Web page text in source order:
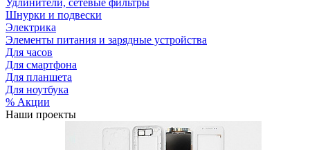
Удлинители, сетевые фильтры
Шнурки и подвески
Электрика
Элементы питания и зарядные устройства
Для часов
Для смартфона
Для планшета
Для ноутбука
% Акции
Наши проекты